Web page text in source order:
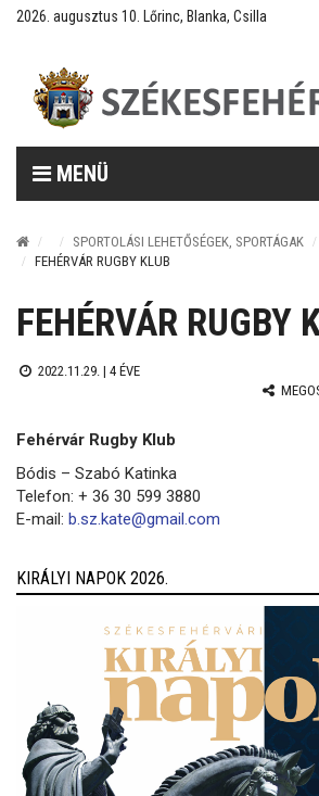
2026. augusztus 10. Lőrinc, Blanka, Csilla
MENÜ
SPORTOLÁSI LEHETŐSÉGEK, SPORTÁGAK
FEHÉRVÁR RUGBY KLUB
FEHÉRVÁR RUGBY
2022.11.29. | 4 ÉVE
Fehérvár Rugby Klub
Bódis – Szabó Katinka
Telefon: + 36 30 599 3880
E-mail: b.sz.kate@gmail.com
KIRÁLYI NAPOK 2026.